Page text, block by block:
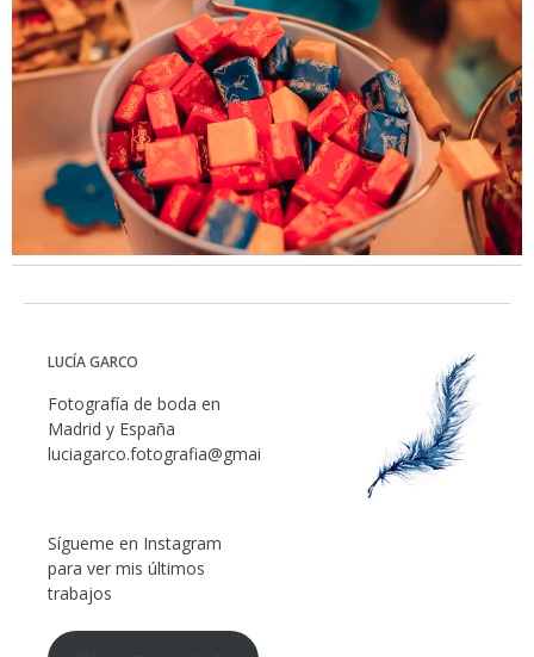
LUCÍA GARCO
Fotografía de boda en
Madrid y España
luciagarco.fotografia@gmail.com
Sígueme en Instagram
para ver mis últimos
trabajos